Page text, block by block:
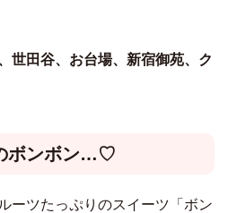
世田谷、 お台場、 新宿御苑、 ク
ボンボン…♡
ーツたっぷりのスイーツ「ボン